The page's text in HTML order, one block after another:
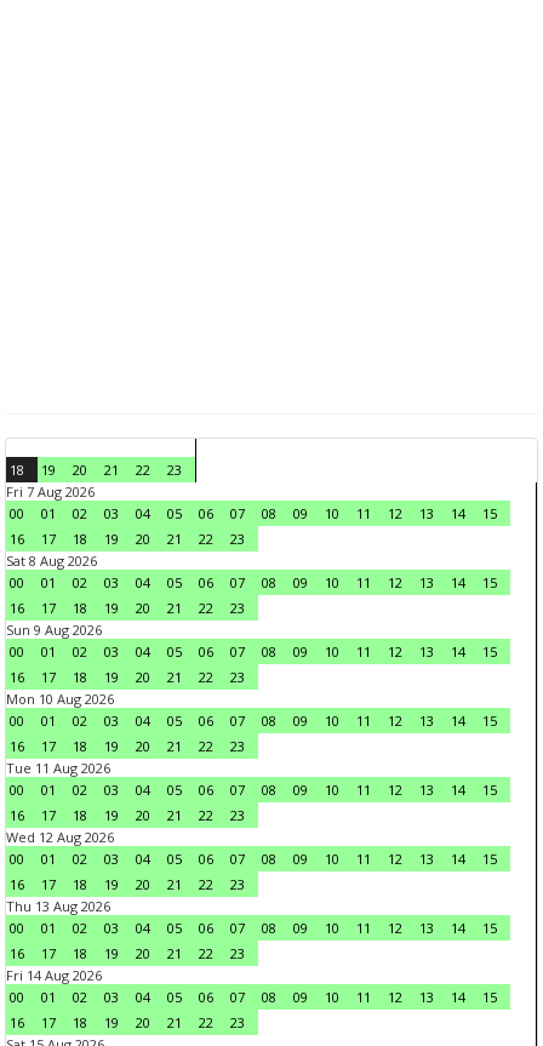
18 19 20 21 22
23
Fri 7 Aug 2026
00
01 02 03 04 05 06 07 08 09 10 11 12 13 14
15
16
17 18 19 20 21 22
23
Sat 8 Aug 2026
00
01 02 03 04 05 06 07 08 09 10 11 12 13 14
15
16
17 18 19 20 21 22
23
Sun 9 Aug 2026
00
01 02 03 04 05 06 07 08 09 10 11 12 13 14
15
16
17 18 19 20 21 22
23
Mon 10 Aug 2026
00
01 02 03 04 05 06 07 08 09 10 11 12 13 14
15
16
17 18 19 20 21 22
23
Tue 11 Aug 2026
00
01 02 03 04 05 06 07 08 09 10 11 12 13 14
15
16
17 18 19 20 21 22
23
Wed 12 Aug 2026
00
01 02 03 04 05 06 07 08 09 10 11 12 13 14
15
16
17 18 19 20 21 22
23
Thu 13 Aug 2026
00
01 02 03 04 05 06 07 08 09 10 11 12 13 14
15
16
17 18 19 20 21 22
23
Fri 14 Aug 2026
00
01 02 03 04 05 06 07 08 09 10 11 12 13 14
15
16
17 18 19 20 21 22
23